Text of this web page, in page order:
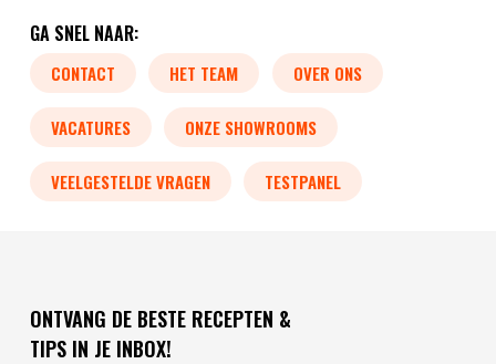
GA SNEL NAAR:
CONTACT HET TEAM OVER ONS
VACATURES ONZE SHOWROOMS
VEELGESTELDE VRAGEN TESTPANEL
ONTVANG DE BESTE RECEPTEN &
TIPS IN JE INBOX!